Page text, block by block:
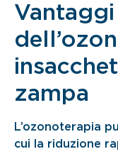
Vantaggi
zampa
L’ozonoterapia
cui la riduzione